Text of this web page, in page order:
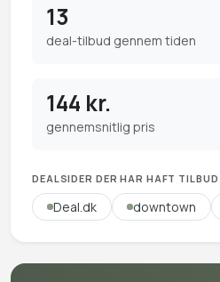
13
deal-tilbud gennem tiden
144 kr.
gennemsnitlig pris
DEALSIDER DER HAR HAFT
Deal.dk downtown